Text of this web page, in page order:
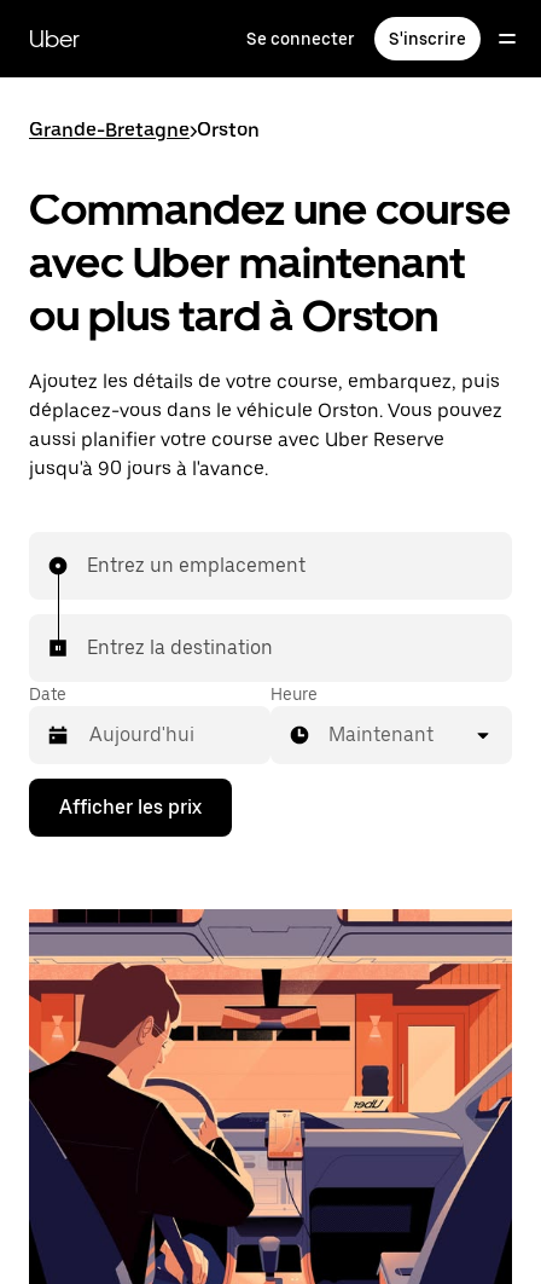
contenu
principal
Uber Se connecter S'inscrire
Grande-Bretagne>Orston
Commandez une course
avec Uber maintenant
ou plus tard à Orston
Ajoutez les détails de votre course, embarquez, puis
déplacez-vous dans le véhicule Orston. Vous pouvez
aussi planifier votre course avec Uber Reserve
jusqu'à 90 jours à l'avance.
Entrez un emplacement
Entrez la destination
Date
Appuyez
la
bas
interagir
avec
calendrier
et
sélectionner
une
date.
Appuyez
d'échappement
pour
fermer
Heure
Maintenant
Afficher les prix